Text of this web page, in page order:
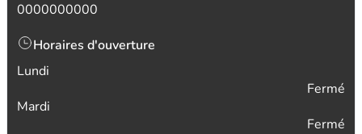
0000000000
Horaires d'ouverture
Lundi
Fermé
Mardi
Fermé